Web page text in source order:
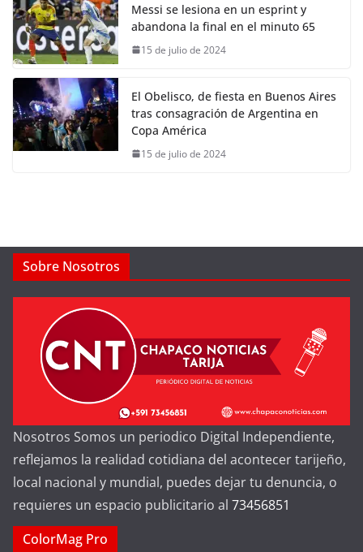
Messi se lesiona en un esprint y
abandona la final en el minuto 65
15 de julio de 2024
El Obelisco, de fiesta en Buenos Aires
tras consagración de Argentina en
Copa América
15 de julio de 2024
Sobre Nosotros
Nosotros Somos un periodico Digital Independiente,
reflejamos la realidad cotidiana del acontecer tarijeño,
local nacional y mundial, puedes dejar tu denuncia, o
requieres un espacio publicitario al 73456851
ColorMag Pro